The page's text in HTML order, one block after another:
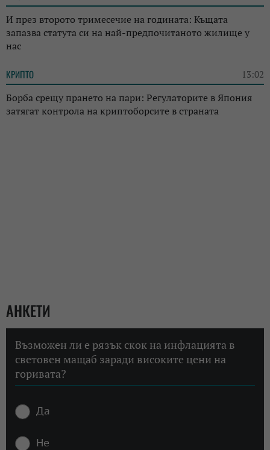
И през второто тримесечие на годината: Къщата
запазва статута си на най-предпочитаното жилище у
нас
КРИПТО 13:02
Борба срещу прането на пари: Регулаторите в Япония
затягат контрола на криптоборсите в страната
АНКЕТИ
Възможен ли е рязък скок на инфлацията в
световен мащаб заради високите цени на
горивата?
Да
Не